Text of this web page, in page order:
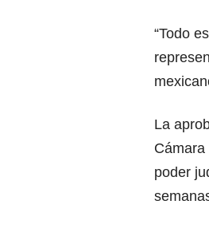
“Todo
La
poder